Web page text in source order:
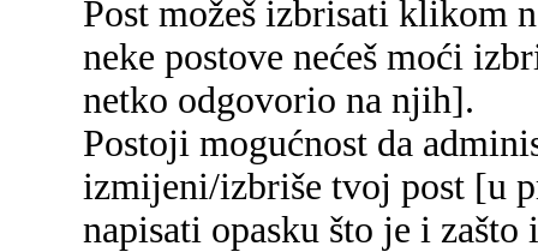
Post možeš izbrisati klikom
neke postove nećeš moći
netko odgovorio na njih].
Postoji mogućnost da
izmijeni/izbriše tvoj post [u
napisati opasku što je i